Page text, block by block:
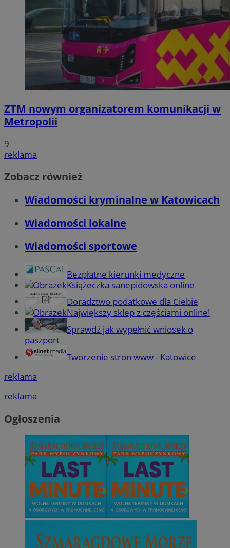
ZTM nowym organizatorem komunikacji w
Metropolii
9
reklama
Zobacz również
Wiadomości kryminalne w Katowicach
Wiadomości lokalne
Wiadomości sportowe
Bezpłatne kierunki medyczne
Książeczka sanepidowska online
Doradztwo podatkowe dla Ciebie
Największy sklep z częściami online!
Sprawdź jak wypełnić wniosek o
paszport
Tworzenie stron www - Katowice
reklama
reklama
Ogłoszenia